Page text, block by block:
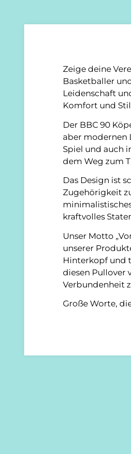
Zeige deine
Basketballer
Leidenschaft
Komfort und
Der BBC 90
aber modernen
Spiel und auch
dem Weg zum
Das Design ist
Zugehörigkeit
kraftvolles
Unser Motto
unserer
Hinterkopf und
diesen Pullover
Verbundenheit
Große Worte,